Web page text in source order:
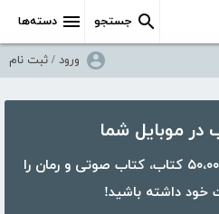
دسته‌ها جستجو
ورود / ثبت نام
با اپلیکیشن کتابراه، بیش از ۵۰،۰۰۰ کتاب، کتاب صوتی و رمان را
خود داشته باشید!